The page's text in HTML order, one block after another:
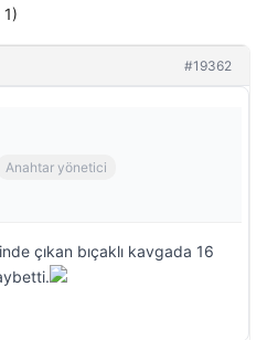
#19362
Anahtar yönetici
çıkan bıçaklı kavgada 16